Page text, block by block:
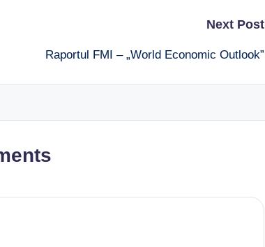
Next Post
Raportul FMI – „World Economic Outlook”